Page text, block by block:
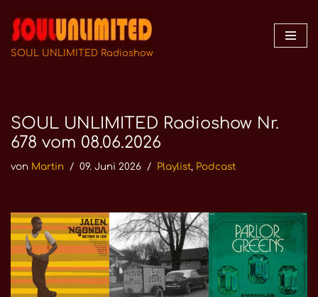
Zum
Inhalt
SOUL UNLIMITED Radioshow
SOUL UNLIMITED Radioshow Nr.
678 vom 08.06.2026
von Martin 09. Juni 2026 Playlist, Podcast